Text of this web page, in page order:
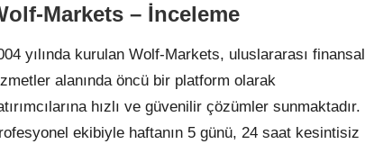
Markets – İnceleme
yılında kurulan Wolf-Markets, uluslararası finansal
alanında öncü bir platform olarak
hızlı ve güvenilir çözümler sunmaktadır.
ekibiyle haftanın 5 günü, 24 saat kesintisiz